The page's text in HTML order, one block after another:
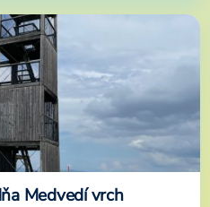
Medvedí vrch